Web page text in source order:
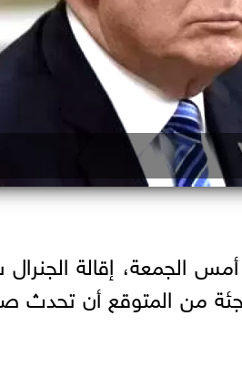
أمس الجمعة، إقالة
من المتوقع أن تحدث